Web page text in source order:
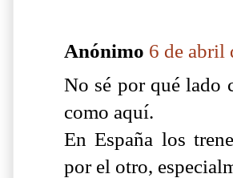
Anónimo 6 de abril
No sé por qué lado
como aquí.
En España los
por el otro,